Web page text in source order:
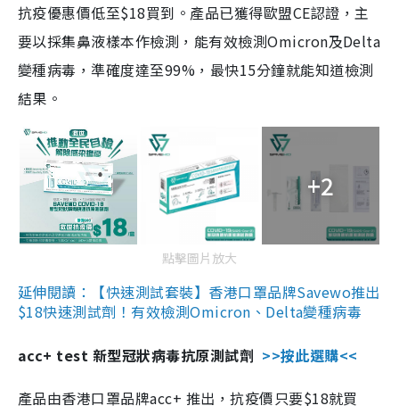
抗疫優惠價低至$18買到。產品已獲得歐盟CE認證，主
要以採集鼻液樣本作檢測，能有效檢測Omicron及Delta
變種病毒，準確度達至99%，最快15分鐘就能知道檢測
結果。
+2
點擊圖片放大
延伸閱讀：【快速測試套裝】香港口罩品牌Savewo推出
$18快速測試劑！有效檢測Omicron、Delta變種病毒
acc+ test 新型冠狀病毒抗原測試劑 >>按此選購<<
產品由香港口罩品牌acc+ 推出，抗疫價只要$18就買